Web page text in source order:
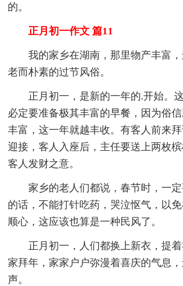
的。
正月初一作文 篇11
我的家乡在湖南，那里物产丰富，
老而朴素的过节风俗。
正月初一，是新的一年的.开始。这
必定要准备极其丰富的早餐，因为俗
丰富，这一年就越丰收。有客人前来
迎接，客人入座后，主任要送上两枚
客人发财之意。
家乡的老人们都说，春节时，一定
的话，不能打针吃药，哭泣怄气，以
顺心，这应该也算是一种民风了。
正月初一，人们都换上新衣，提着
家拜年，家家户户弥漫着喜庆的气息
声。